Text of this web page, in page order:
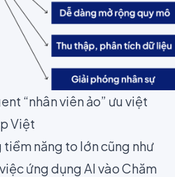
“nhân viên ảo” ưu việt
Việt
tiềm năng to lớn cũng như
ứng dụng AI vào Chăm